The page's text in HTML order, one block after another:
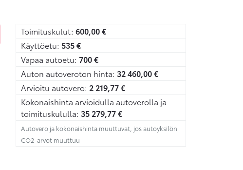
Toimituskulut: 600,00€
Käyttöetu: 535€
Vapaa autoetu: 700€
Auton autoveroton hinta: 32 460,00€
Arvioitu autovero: 2 219,77€
Kokonaishinta arvioidulla autoverolla ja
toimituskululla: 35 279,77€
Autovero ja kokonaishinta muuttuvat, jos autoyksilön
CO2-arvot muuttuu